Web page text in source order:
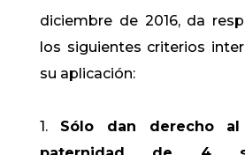
diciembre de 2016, da
los siguientes criterios
su aplicación:
1. Sólo dan derecho